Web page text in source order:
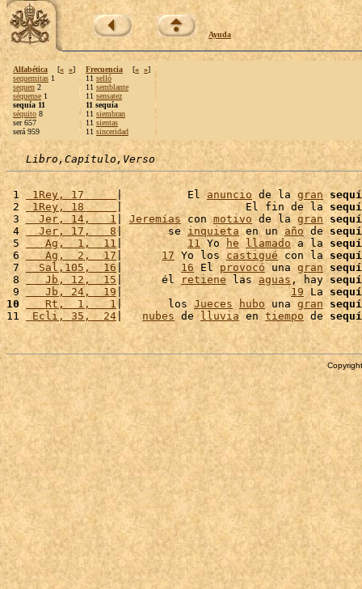
Ayuda
Alfabética [« »]
sequemitas 1
sequen 2
séquense 1
sequía 11
séquito 8
ser 657
será 959
Frecuencia [« »]
11 selló
11 semblante
11 sensatez
11 sequía
11 siembran
11 sientas
11 sinceridad
Libro,Capítulo,Verso
1 1Rey, 17 |          El anuncio de la gran
2 1Rey, 18 |                   El fin de la
3
  Jer, 14,   1
| Jeremías con motivo de la gran
4
  Jer, 17,   8
|       se inquieta en un año de
5
   Ag,  1,  11
| 11 Yo he llamado a la
6
   Ag,  2,  17
| 17 Yo los castigué con la
7
  Sal,105,  16
| 16 El provocó una gran
8
   Jb, 12,  15
|      él retiene las aguas , hay
9
   Jb, 24,  19
| 19 La
10
   Rt,  1,   1
|       los Jueces hubo una gran
11 Ecli, 35,  24 | nubes de lluvia en tiempo de